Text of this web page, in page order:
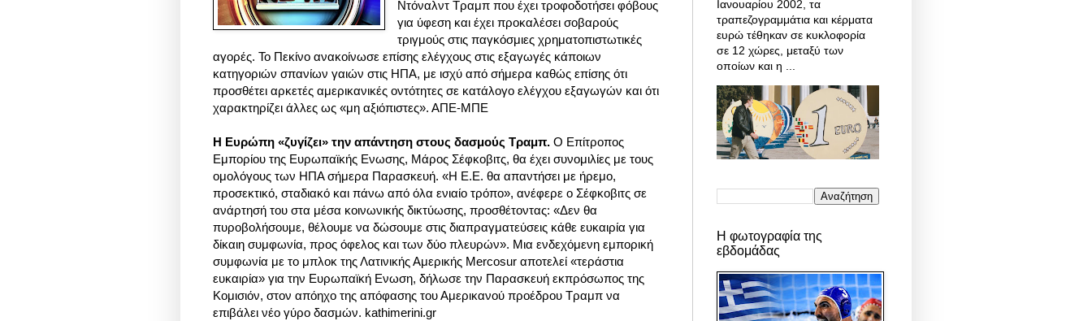
Ντόναλντ Τραμπ που έχει τροφοδοτήσει φόβους
για ύφεση και έχει προκαλέσει σοβαρούς
τριγμούς στις παγκόσμιες χρηματοπιστωτικές
αγορές. Το Πεκίνο ανακοίνωσε επίσης ελέγχους στις εξαγωγές κάποιων
κατηγοριών σπανίων γαιών στις ΗΠΑ, με ισχύ από σήμερα καθώς επίσης ότι
προσθέτει αρκετές αμερικανικές οντότητες σε κατάλογο ελέγχου εξαγωγών και ότι
χαρακτηρίζει άλλες ως «μη αξιόπιστες». ΑΠΕ-ΜΠΕ
Η Ευρώπη «ζυγίζει» την απάντηση στους δασμούς Τραμπ. Ο Επίτροπος
Εμπορίου της Ευρωπαϊκής Ενωσης, Μάρος Σέφκοβιτς, θα έχει συνομιλίες με τους
ομολόγους των ΗΠΑ σήμερα Παρασκευή. «Η Ε.Ε. θα απαντήσει με ήρεμο,
προσεκτικό, σταδιακό και πάνω από όλα ενιαίο τρόπο», ανέφερε ο Σέφκοβιτς σε
ανάρτησή του στα μέσα κοινωνικής δικτύωσης, προσθέτοντας: «Δεν θα
πυροβολήσουμε, θέλουμε να δώσουμε στις διαπραγματεύσεις κάθε ευκαιρία για
δίκαιη συμφωνία, προς όφελος και των δύο πλευρών». Μια ενδεχόμενη εμπορική
συμφωνία με το μπλοκ της Λατινικής Αμερικής Mercosur αποτελεί «τεράστια
ευκαιρία» για την Ευρωπαϊκή Eνωση, δήλωσε την Παρασκευή εκπρόσωπος της
Κομισιόν, στον απόηχο της απόφασης του Αμερικανού προέδρου Τραμπ να
επιβάλει νέο γύρο δασμών. kathimerini.gr
Ιανουαρίου 2002, τα
τραπεζογραμμάτια και κέρματα
ευρώ τέθηκαν σε κυκλοφορία
σε 12 χώρες, μεταξύ των
οποίων και η ...
Η φωτογραφία της
εβδομάδας